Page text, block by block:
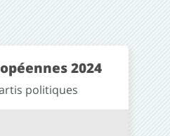
2024
politiques